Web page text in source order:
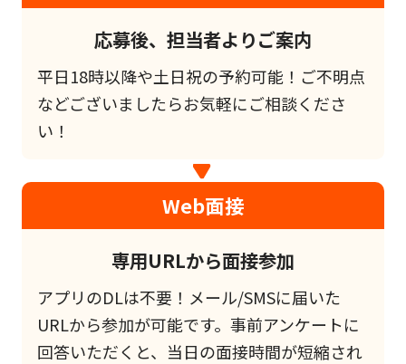
応募後、担当者よりご案内
平日18時以降や土日祝の予約可能！ご不明点
などございましたらお気軽にご相談くださ
い！
Web面接
専用URLから面接参加
アプリのDLは不要！メール/SMSに届いた
URLから参加が可能です。事前アンケートに
回答いただくと、当日の面接時間が短縮され